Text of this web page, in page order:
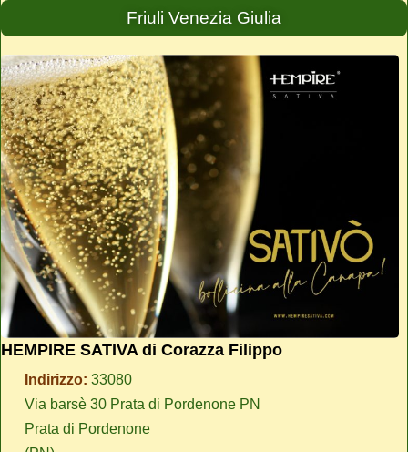
Friuli Venezia Giulia
HEMPIRE SATIVA di Corazza Filippo
Indirizzo: 33080
Via barsè 30 Prata di Pordenone PN
Prata di Pordenone